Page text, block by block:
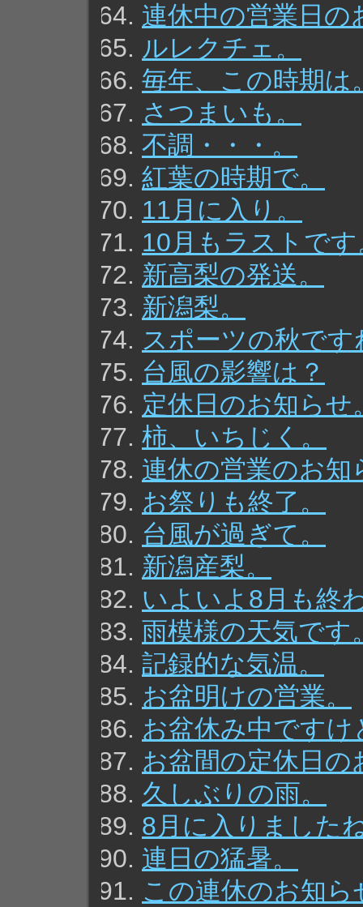
連休中の営業日の
ルレクチェ。
毎年、この時期は
さつまいも。
不調・・・。
紅葉の時期で。
11月に入り。
10月もラストです
新高梨の発送。
新潟梨。
スポーツの秋です
台風の影響は？
定休日のお知らせ
柿、いちじく。
連休の営業のお知
お祭りも終了。
台風が過ぎて。
新潟産梨。
いよいよ8月も終
雨模様の天気です
記録的な気温。
お盆明けの営業。
お盆休み中ですけ
お盆間の定休日
久しぶりの雨。
8月に入りました
連日の猛暑。
この連休のお知ら